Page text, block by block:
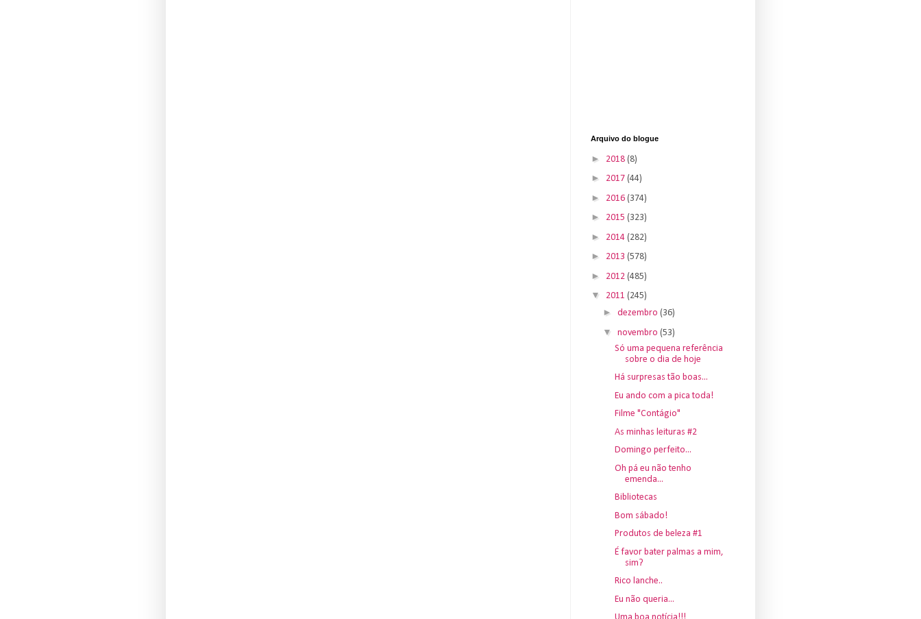
Arquivo do blogue
► 2018 (8)
► 2017 (44)
► 2016 (374)
► 2015 (323)
► 2014 (282)
► 2013 (578)
► 2012 (485)
▼ 2011 (245)
► dezembro (36)
▼ novembro (53)
Só uma pequena referência
sobre o dia de hoje
Há surpresas tão boas...
Eu ando com a pica toda!
Filme "Contágio"
As minhas leituras #2
Domingo perfeito...
Oh pá eu não tenho
emenda...
Bibliotecas
Bom sábado!
Produtos de beleza #1
É favor bater palmas a mim,
sim?
Rico lanche..
Eu não queria...